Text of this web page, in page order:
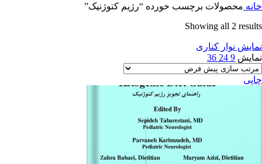
خانه محصولات برچسب خورده “رژیم کتوژنیک”
Showing all 2 results
نمایش نوار کناری
نمایش 9
24
36
چاپی